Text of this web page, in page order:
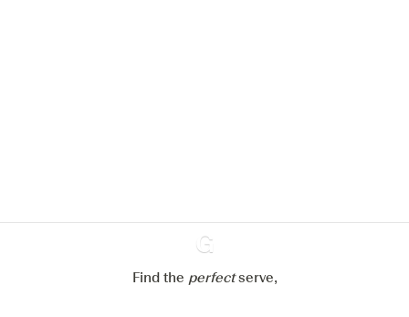
Ginventory
Find the perfectserve,